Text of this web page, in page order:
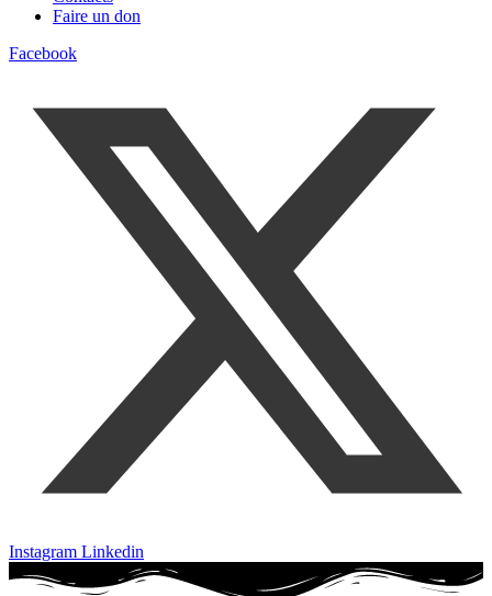
Faire un don
Facebook
Instagram Linkedin